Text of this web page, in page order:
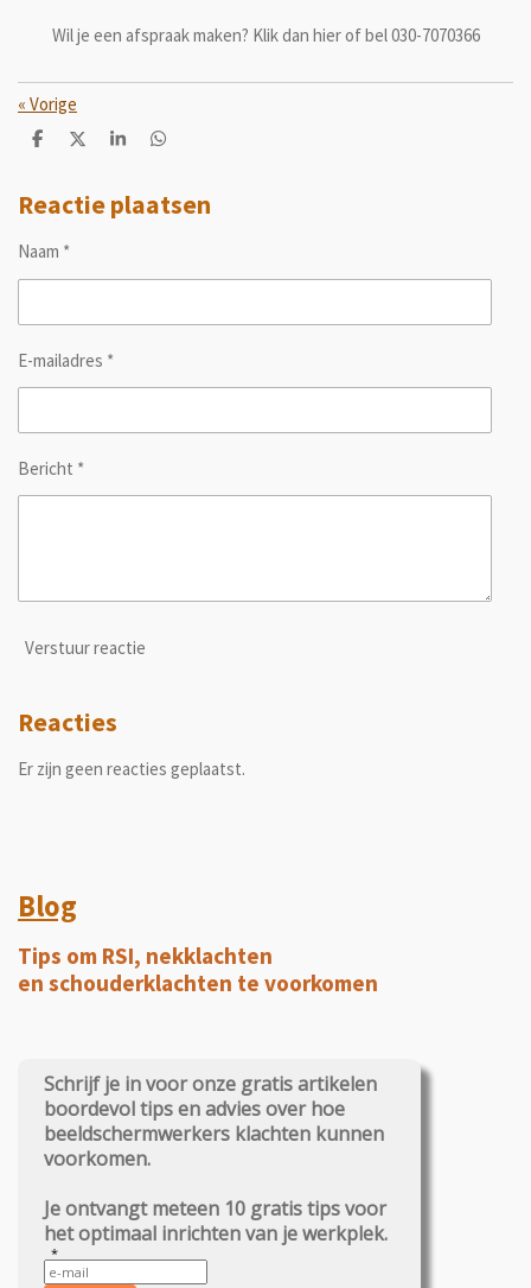
Wil je een afspraak maken? Klik dan hier of bel 030-7070366
« Vorige
D
e
n
D
l
S
r
e
D
e
n
Reactie plaatsen
Naam *
E-mailadres *
Bericht *
Verstuur reactie
Reacties
Er zijn geen reacties geplaatst.
Blog
Tips om RSI, nekklachten
en schouderklachten te voorkomen
Schrijf je in voor onze gratis artikelen
boordevol tips en advies over hoe
beeldschermwerkers klachten kunnen
voorkomen.
Je ontvangt meteen 10 gratis tips voor
het optimaal inrichten van je werkplek.